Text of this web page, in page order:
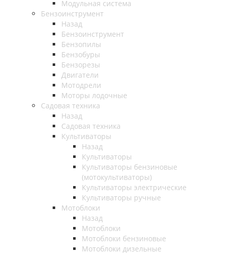
Модульная система
Бензоинструмент
Назад
Бензоинструмент
Бензопилы
Бензобуры
Бензорезы
Двигатели
Мотодрели
Моторы лодочные
Садовая техника
Назад
Садовая техника
Культиваторы
Назад
Культиваторы
Культиваторы бензиновые
(мотокультиваторы)
Культиваторы электрические
Культиваторы ручные
Мотоблоки
Назад
Мотоблоки
Мотоблоки бензиновые
Мотоблоки дизельные